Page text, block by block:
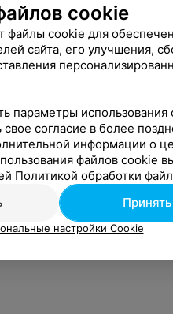
cookie
файлы cookie для
сайта, его улучшения,
параметры использования
согласие в более
информации о
файлов cookie
Политикой обработки
Принять
настройки Cookie